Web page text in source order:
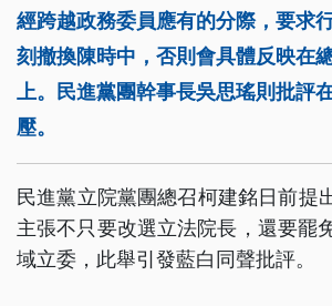
經跨越政務委員應有的分際，要求
刻撤換陳時中，否則會具體反映在
上。民進黨團幹事長吳思瑤則批評
壓。
民進黨立院黨團總召柯建銘日前提
主張不只要改選立法院長，還要罷
域立委，此舉引發藍白同聲批評。